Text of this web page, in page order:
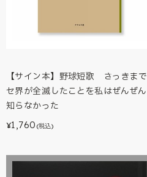
【サイン本】野球短歌 さっきまで
セ界が全滅したことを私はぜんぜん
知らなかった
¥1,760 (税込)